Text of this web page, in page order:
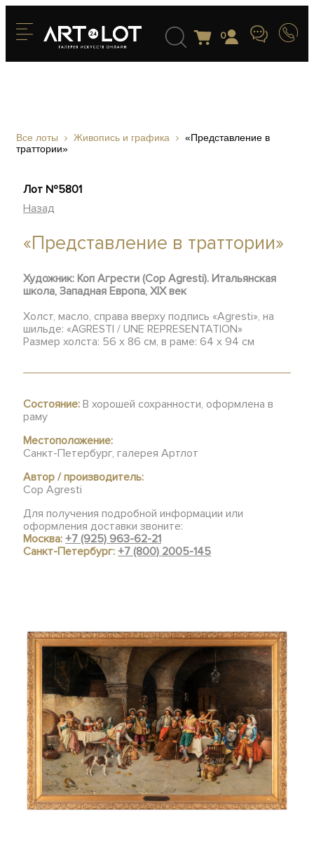
0
Все лоты Живопись и графика
«Представление в
траттории»
Лот №5801
Назад
«Представление в траттории»
Художник: Коп Агрести (Cop Agresti). Итальянская
школа, Западная Европа, XIX век
Холст, масло, справа вверху подпись «Agresti», на
шильде: «AGRESTI / UNE REPRESENTATION»
Размер холста: 56 х 86 см, в раме: 64 х 94 см
Состояние: В хорошей сохранности, оформлена в
раму
Местоположение:
Санкт-Петербург, галерея Артлот
Автор / производитель:
Cop Agresti
Для получения подробной информации или
оформления доставки звоните:
Москва:+7 (925) 963-62-21
Санкт-Петербург:+7 (800) 2005-145